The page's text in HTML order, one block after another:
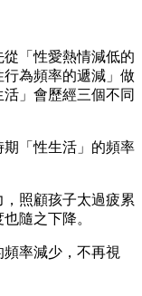
「性愛熱情減低的
為頻率的遞減」做
」會歷經三個不同
期「性生活」的頻率
，照顧孩子太過疲累
隨之下降。
頻率減少，不再視